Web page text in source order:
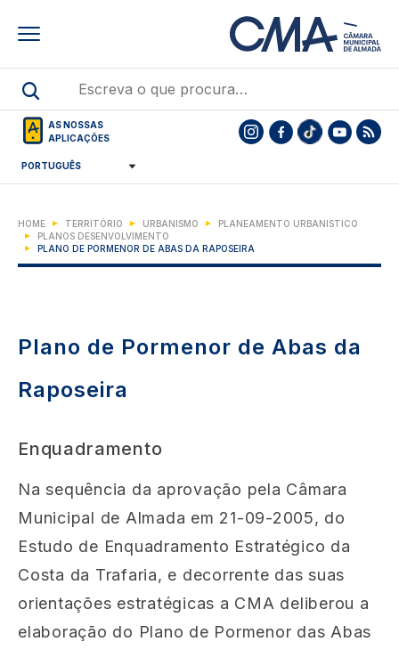
AS NOSSAS
APLICAÇÕES
HOME TERRITÓRIO URBANISMO
PLANEAMENTO URBANISTICO
PLANOS DESENVOLVIMENTO
PLANO DE PORMENOR DE ABAS DA RAPOSEIRA
Plano de Pormenor de Abas da
Raposeira
Enquadramento
Na sequência da aprovação pela Câmara
Municipal de Almada em 21-09-2005, do
Estudo de Enquadramento Estratégico da
Costa da Trafaria, e decorrente das suas
orientações estratégicas a CMA deliberou a
elaboração do Plano de Pormenor das Abas